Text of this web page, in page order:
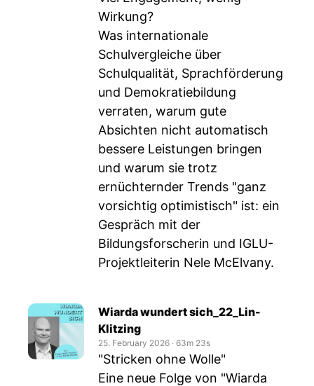
Wirkung?
Was internationale
Schulvergleiche über
Schulqualität, Sprachförderung
und Demokratiebildung
verraten, warum gute
Absichten nicht automatisch
bessere Leistungen bringen
und warum sie trotz
ernüchternder Trends "ganz
vorsichtig optimistisch" ist: ein
Gespräch mit der
Bildungsforscherin und IGLU-
Projektleiterin Nele McElvany.
Wiarda wundert sich_22_Lin-
Klitzing
25. February 2026 ‧ 63m 23s
"Stricken ohne Wolle"
Eine neue Folge von "Wiarda